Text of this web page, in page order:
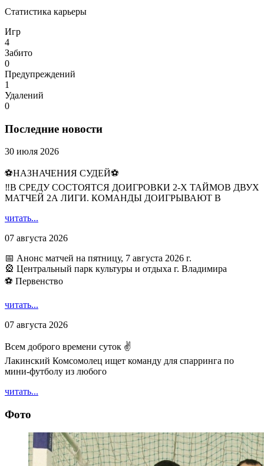
Статистика карьеры
Игр
4
Забито
0
Предупреждений
1
Удалений
0
Последние новости
30 июля 2026
⚽НАЗНАЧЕНИЯ СУДЕЙ⚽
‼В СРЕДУ СОСТОЯТСЯ ДОИГРОВКИ 2-Х ТАЙМОВ ДВУХ
МАТЧЕЙ 2А ЛИГИ. КОМАНДЫ ДОИГРЫВАЮТ В
читать...
07 августа 2026
📅 Анонс матчей на пятницу, 7 августа 2026 г.
🎡 Центральный парк культуры и отдыха г. Владимира
⚽ Первенство
читать...
07 августа 2026
Всем доброго времени суток ✌
Лакинский Комсомолец ищет команду для спарринга по
мини-футболу из любого
читать...
Фото